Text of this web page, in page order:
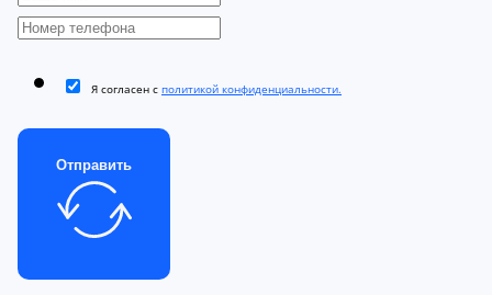
Я согласен с политикой конфиденциальности.
Отправить